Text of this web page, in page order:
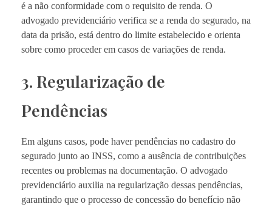
é a não conformidade com o requisito de renda. O
advogado previdenciário verifica se a renda do segurado, na
data da prisão, está dentro do limite estabelecido e orienta
sobre como proceder em casos de variações de renda.
3. Regularização de
Pendências
Em alguns casos, pode haver pendências no cadastro do
segurado junto ao INSS, como a ausência de contribuições
recentes ou problemas na documentação. O advogado
previdenciário auxilia na regularização dessas pendências,
garantindo que o processo de concessão do benefício não